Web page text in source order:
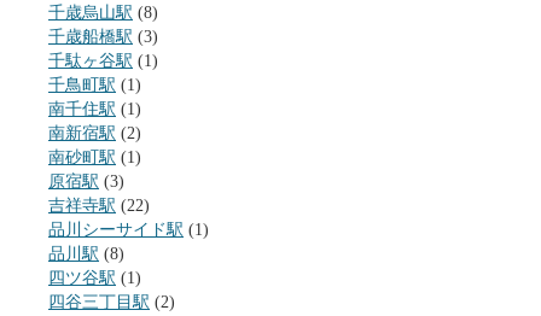
千歳烏山駅 (8)
千歳船橋駅 (3)
千駄ヶ谷駅 (1)
千鳥町駅 (1)
南千住駅 (1)
南新宿駅 (2)
南砂町駅 (1)
原宿駅 (3)
吉祥寺駅 (22)
品川シーサイド駅 (1)
品川駅 (8)
四ツ谷駅 (1)
四谷三丁目駅 (2)